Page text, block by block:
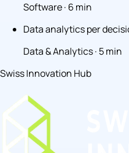
Software · 6 min
Data analytics per
Data & Analytics · 5 min
Swiss Innovation Hub